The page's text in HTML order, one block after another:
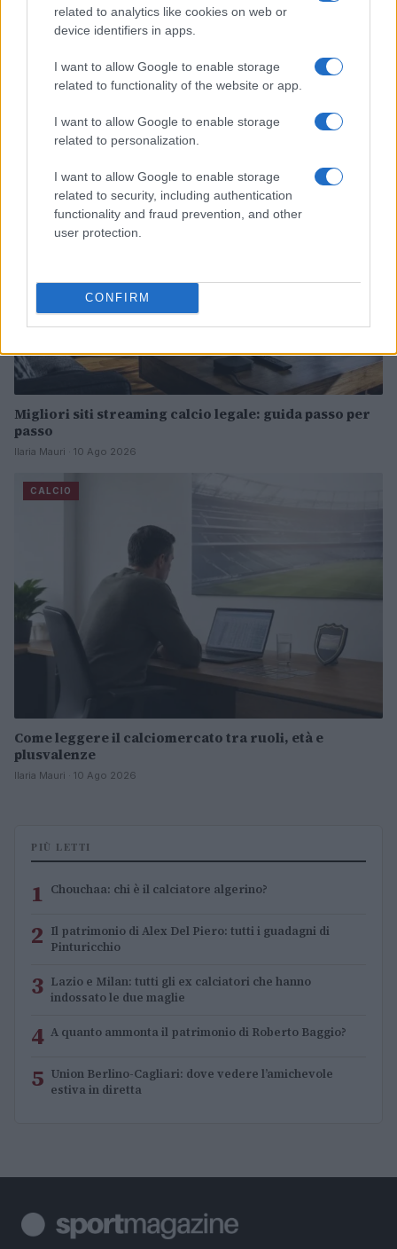
related to analytics like cookies on web or
device identifiers in apps.
I want to allow Google to enable storage
related to functionality of the website or app.
I want to allow Google to enable storage
related to personalization.
I want to allow Google to enable storage
related to security, including authentication
functionality and fraud prevention, and other
user protection.
CONFIRM
Svezia in pista a Saas-Fee: Hector e Nyberg pronte per
Francesca Lombardi · 10 Ago 2026
Migliori siti streaming calcio legale: guida passo per
passo
Ilaria Mauri · 10 Ago 2026
CALCIO
Come leggere il calciomercato tra ruoli, età e
plusvalenze
Ilaria Mauri · 10 Ago 2026
PIÙ LETTI
1 Chouchaa: chi è il calciatore algerino?
2 Il patrimonio di Alex Del Piero: tutti i guadagni di
Pinturicchio
3 Lazio e Milan: tutti gli ex calciatori che hanno
indossato le due maglie
4 A quanto ammonta il patrimonio di Roberto Baggio?
5 Union Berlino-Cagliari: dove vedere l’amichevole
estiva in diretta